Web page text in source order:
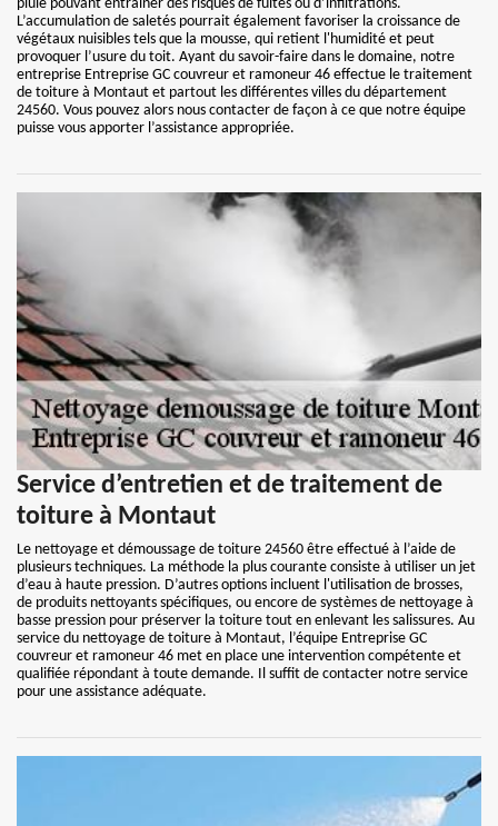
pluie pouvant entraîner des risques de fuites ou d’infiltrations.
L’accumulation de saletés pourrait également favoriser la croissance de
végétaux nuisibles tels que la mousse, qui retient l'humidité et peut
provoquer l’usure du toit. Ayant du savoir-faire dans le domaine, notre
entreprise Entreprise GC couvreur et ramoneur 46 effectue le traitement
de toiture à Montaut et partout les différentes villes du département
24560. Vous pouvez alors nous contacter de façon à ce que notre équipe
puisse vous apporter l’assistance appropriée.
Service d’entretien et de traitement de
toiture à Montaut
Le nettoyage et démoussage de toiture 24560 être effectué à l’aide de
plusieurs techniques. La méthode la plus courante consiste à utiliser un jet
d’eau à haute pression. D’autres options incluent l'utilisation de brosses,
de produits nettoyants spécifiques, ou encore de systèmes de nettoyage à
basse pression pour préserver la toiture tout en enlevant les salissures. Au
service du nettoyage de toiture à Montaut, l’équipe Entreprise GC
couvreur et ramoneur 46 met en place une intervention compétente et
qualifiée répondant à toute demande. Il suffit de contacter notre service
pour une assistance adéquate.